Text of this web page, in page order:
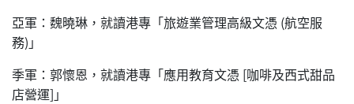
亞軍：魏曉琳，就讀港專「旅遊業管理高級文憑 (航空服
務)」
季軍：郭懷恩，就讀港專「應用教育文憑 [咖啡及西式甜品
店營運]」